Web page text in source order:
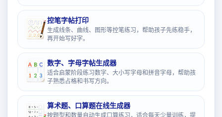
控笔字帖打印
生成线条、曲线、图形等控笔练习，帮助孩子先练稳手，
再开始写好字。
数字、字母字帖生成器
适合启蒙阶段练习数字、大小写字母和拼音字母，帮助孩
子熟悉占格和书写方向。
算术题、口算题在线生成器
按题型和数量自动生成口算练习，适合每天少量训练，提